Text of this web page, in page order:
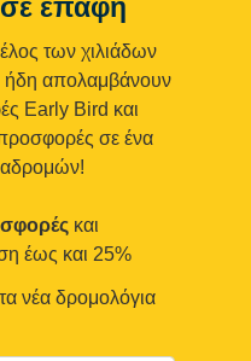
σε επαφή
των χιλιάδων
απολαμβάνουν
Early Bird και
προσφορές σε ένα
και
έως και 25%
νέα δρομολόγια